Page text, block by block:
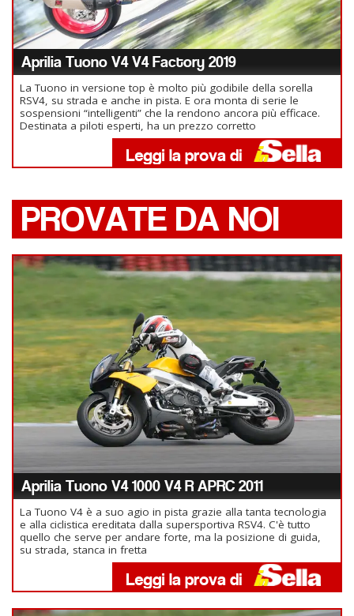
Aprilia Tuono V4 V4 Factory 2019
La Tuono in versione top è molto più godibile della sorella
RSV4, su strada e anche in pista. E ora monta di serie le
sospensioni “intelligenti” che la rendono ancora più efficace.
Destinata a piloti esperti, ha un prezzo corretto
PROVATE DA NOI
Aprilia Tuono V4 1000 V4 R APRC 2011
La Tuono V4 è a suo agio in pista grazie alla tanta tecnologia
e alla ciclistica ereditata dalla supersportiva RSV4. C'è tutto
quello che serve per andare forte, ma la posizione di guida,
su strada, stanca in fretta